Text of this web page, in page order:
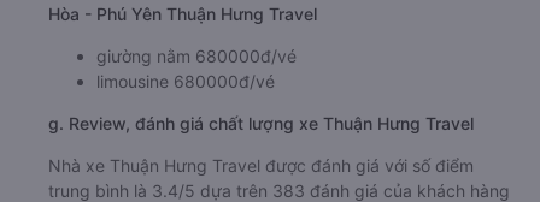
Hòa - Phú Yên Thuận Hưng Travel
giường nằm 680000đ/vé
limousine 680000đ/vé
g. Review, đánh giá chất lượng xe Thuận Hưng Travel
Nhà xe Thuận Hưng Travel được đánh giá với số điểm
trung bình là 3.4/5 dựa trên 383 đánh giá của khách hàng